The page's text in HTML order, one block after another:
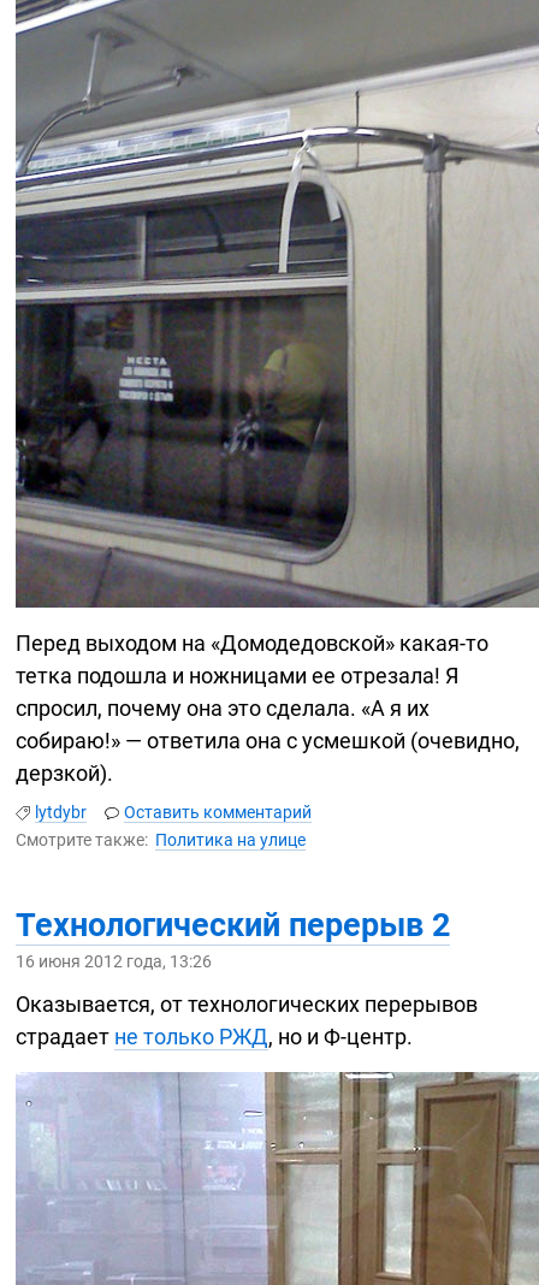
Перед выходом на «Домодедовской» какая-то
тетка подошла и ножницами ее отрезала! Я
спросил, почему она это сделала. «А я их
собираю!» — ответила она с усмешкой (очевидно,
дерзкой).
lytdybr
Оставить комментарий
Смотрите также: Политика на улице
Технологический перерыв 2
16 июня 2012 года, 13:26
Оказывается, от технологических перерывов
страдает не только РЖД, но иФ-центр.